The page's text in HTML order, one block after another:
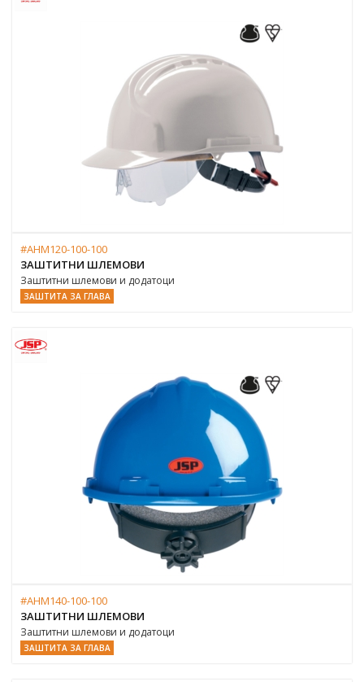
#AHM120-100-100
ЗАШТИТНИ ШЛЕМОВИ
Заштитни шлемови и додатоци
ЗАШТИТА ЗА ГЛАВА
#AHM140-100-100
ЗАШТИТНИ ШЛЕМОВИ
Заштитни шлемови и додатоци
ЗАШТИТА ЗА ГЛАВА